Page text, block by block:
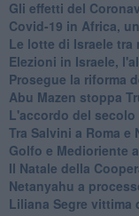
Gli effetti del
Covid-19 in Africa,
Le lotte di Israele tra
Elezioni in Israele,
Prosegue la riforma
Abu Mazen stoppa
L'accordo del
Tra Salvini a Roma e
Golfo e Medioriente
Il Natale della
Netanyahu a
Liliana Segre vittima